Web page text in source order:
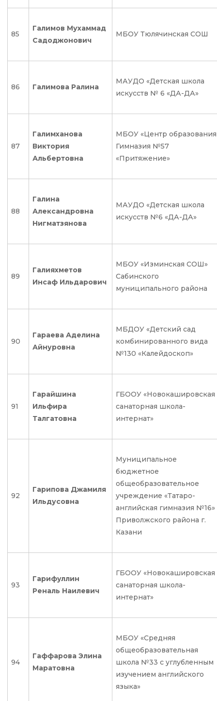
85
Галимов Мухаммад
Садоджонович
МБОУ Тюлячинская СОШ
86 Галимова Ралина
МАУДО «Детская школа
искусств № 6 «ДА-ДА»
87
Галимханова
Виктория
Альбертовна
МБОУ «Центр
Гимназия №57
«Притяжение»
88
Галина
Александровна
Нигматзянова
МАУДО «Детская школа
искусств №6 «ДА-ДА»
89
Галияхметов
Инсаф Ильдарович
МБОУ «Изминская СОШ»
Сабинского
муниципального района
90
Гараева Аделина
Айнуровна
МБДОУ «Детский сад
комбинированного вида
№130 «Калейдоскоп»
91
Гарайшина
Ильфира
Талгатовна
ГБООУ «Новокашировская
санаторная школа-
интернат»
92
Гарипова Джамиля
Ильдусовна
Муниципальное
бюджетное
общеобразовательное
учреждение «Татаро-
английская гимназия №16»
Приволжского района г.
Казани
93
Гарифуллин
Реналь Наилевич
ГБООУ «Новокашировская
санаторная школа-
интернат»
94
Гаффарова Элина
Маратовна
МБОУ «Средняя
общеобразовательная
школа №33 с углубленным
изучением английского
языка»